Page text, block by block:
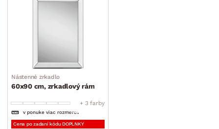
Nástenné zrkadlo
60x90 cm, zrkadlový rám
+ 3 farby
v ponuke viac rozmerov
Cena po zadaní kódu DOPLNKY